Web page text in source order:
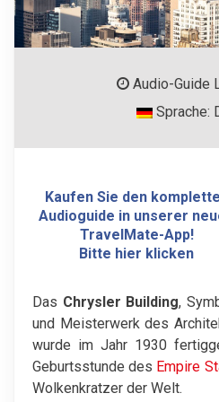
Audio-Guide
Sprache:
Kaufen Sie den
Audioguide in unserer
TravelMate-App!
Bitte hier klicken
Das Chrysler Building,
und Meisterwerk des
wurde im Jahr 1930
Geburtsstunde des Empire
Wolkenkratzer der Welt.